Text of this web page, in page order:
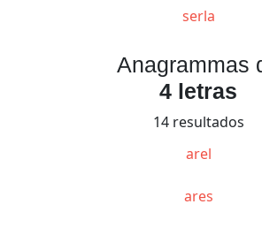
serla
Anagrammas
4 letras
14 resultados
arel
ares